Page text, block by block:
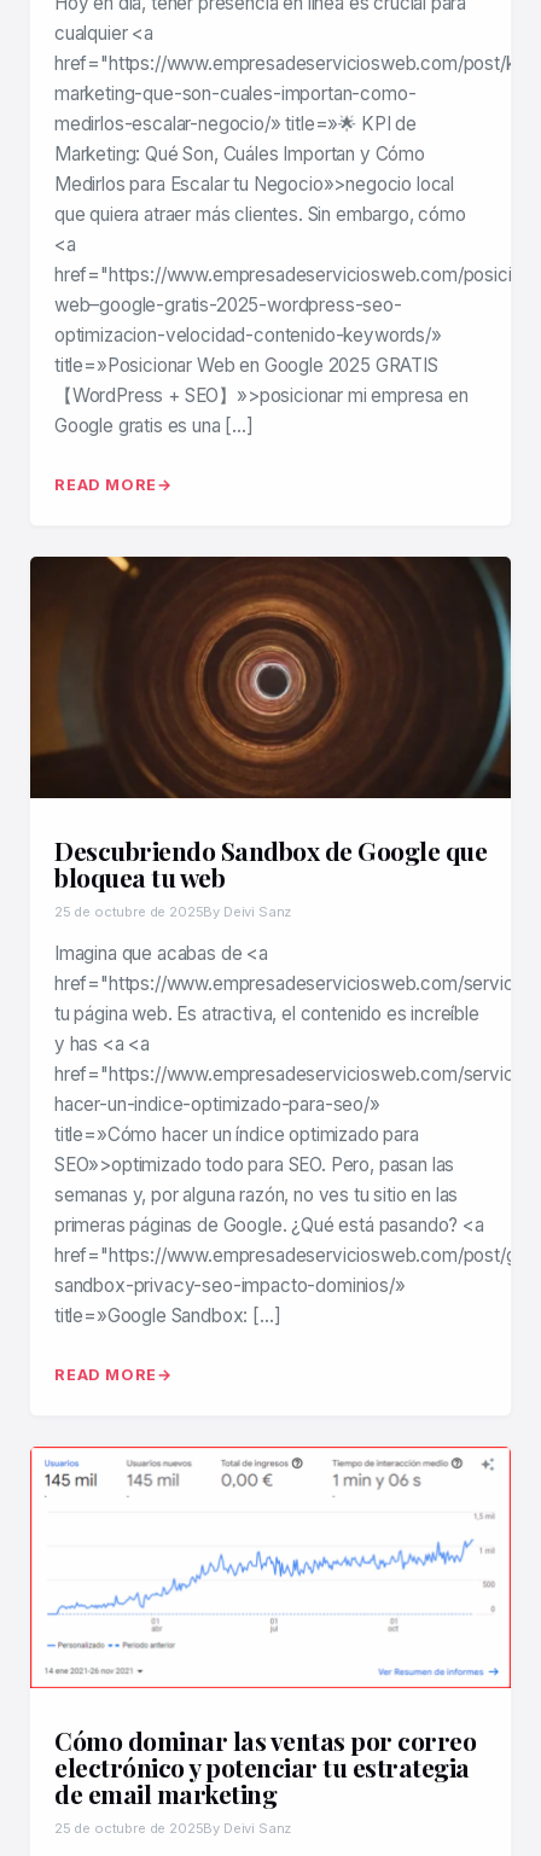
cualquier <a
href="https://www.empresadeserviciosweb.com/post/kpi-
marketing-que-son-cuales-importan-como-
medirlos-escalar-negocio/» title=»🌟 KPI de
Marketing: Qué Son, Cuáles Importan y Cómo
Medirlos para Escalar tu Negocio»>negocio local
que quiera atraer más clientes. Sin embargo, cómo
<a
href="https://www.empresadeserviciosweb.com/
web–google-gratis-2025-wordpress-seo-
optimizacion-velocidad-contenido-keywords/»
title=»Posicionar Web en Google 2025 GRATIS
【WordPress + SEO】»>posicionar mi empresa en
Google gratis es una […]
READ MORE
Descubriendo Sandbox de Google que
bloquea tu web
25 de octubre de 2025By Deivi Sanz
Imagina que acabas de <a
href="https://www.empresadeserviciosweb.com/
tu página web. Es atractiva, el contenido es increíble
y has <a <a
href="https://www.empresadeserviciosweb.com/
hacer-un-indice-optimizado-para-seo/»
title=»Cómo hacer un índice optimizado para
SEO»>optimizado todo para SEO. Pero, pasan las
semanas y, por alguna razón, no ves tu sitio en las
primeras páginas de Google. ¿Qué está pasando? <a
href="https://www.empresadeserviciosweb.com/post/
sandbox-privacy-seo-impacto-dominios/»
title=»Google Sandbox: […]
READ MORE
Cómo dominar las ventas por correo
electrónico y potenciar tu estrategia
de email marketing
25 de octubre de 2025By Deivi Sanz